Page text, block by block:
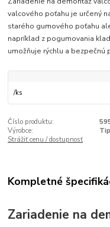
valcového poťahu je určený
starého gumového poťahu
napríklad z pogumovania
umožňuje rýchlu a bezpečnú
/ks
Číslo produktu:
Výrobce:
Strážiť cenu / dostupnosť
Kompletné
Zariadenie na